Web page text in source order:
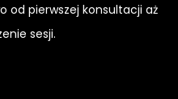
od pierwszej konsultacji aż
sesji.